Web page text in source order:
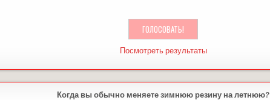
Посмотреть результаты
Когда вы обычно меняете зимнюю резину на летнюю?